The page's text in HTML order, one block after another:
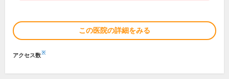
この医院の詳細をみる
アクセス数※